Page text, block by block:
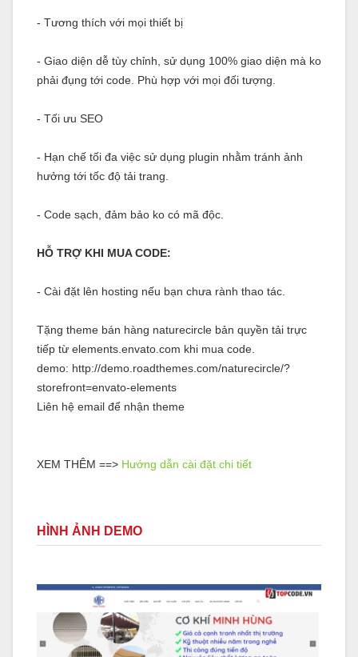
- Tương thích với mọi thiết bị
- Giao diện dễ tùy chỉnh, sử dụng 100% giao diện mà ko
phải đụng tới code. Phù hợp với mọi đối tượng.
- Tối ưu SEO
- Hạn chế tối đa việc sử dụng plugin nhằm tránh ảnh
hưởng tới tốc độ tải trang.
- Code sạch, đảm bảo ko có mã độc.
HỖ TRỢ KHI MUA CODE:
- Cài đặt lên hosting nếu bạn chưa rành thao tác.
Tặng theme bán hàng naturecircle bản quyền tải trực
tiếp từ elements.envato.com khi mua code.
demo: http://demo.roadthemes.com/naturecircle/?
storefront=envato-elements
Liên hệ email để nhận theme
XEM THÊM ==> Hướng dẫn cài đặt chi tiết
HÌNH ẢNH DEMO